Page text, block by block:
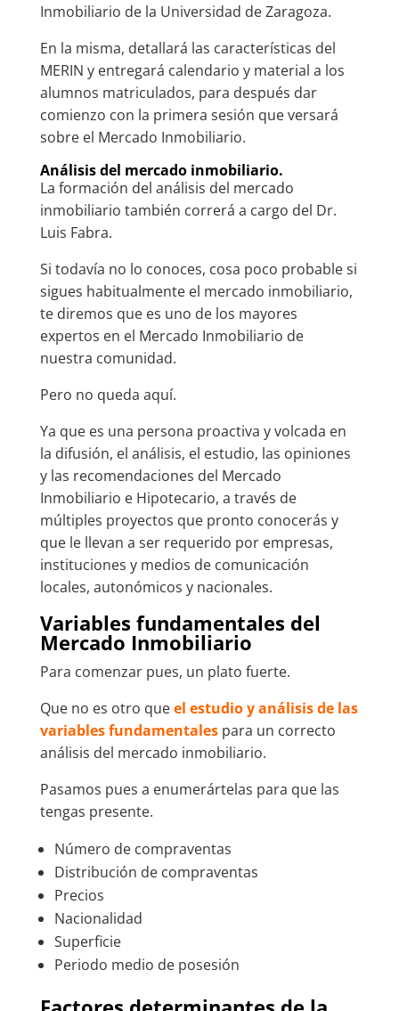
Inmobiliario de la Universidad de Zaragoza.
En la misma, detallará las características del
MERIN y entregará calendario y material a los
alumnos matriculados, para después dar
comienzo con la primera sesión que versará
sobre el Mercado Inmobiliario.
Análisis del mercado inmobiliario.
La formación del análisis del mercado
inmobiliario también correrá a cargo del Dr.
Luis Fabra.
Si todavía no lo conoces, cosa poco probable si
sigues habitualmente el mercado inmobiliario,
te diremos que es uno de los mayores
expertos en el Mercado Inmobiliario de
nuestra comunidad.
Pero no queda aquí.
Ya que es una persona proactiva y volcada en
la difusión, el análisis, el estudio, las opiniones
y las recomendaciones del Mercado
Inmobiliario e Hipotecario, a través de
múltiples proyectos que pronto conocerás y
que le llevan a ser requerido por empresas,
instituciones y medios de comunicación
locales, autonómicos y nacionales.
Variables fundamentales del
Mercado Inmobiliario
Para comenzar pues, un plato fuerte.
Que no es otro queel estudio y análisis de las
variables fundamentalespara un correcto
análisis del mercado inmobiliario.
Pasamos pues a enumerártelas para que las
tengas presente.
Número de compraventas
Distribución de compraventas
Precios
Nacionalidad
Superficie
Periodo medio de posesión